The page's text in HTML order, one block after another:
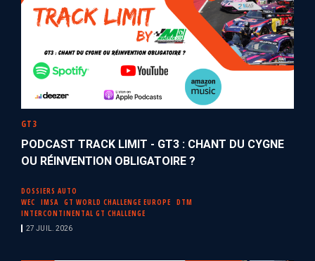
GT3
PODCAST TRACK LIMIT - GT3 : CHANT DU CYGNE
OU RÉINVENTION OBLIGATOIRE ?
DOSSIERS AUTO
WEC
IMSA GT WORLD CHALLENGE EUROPE
DTM
INTERCONTINENTAL GT CHALLENGE
27 JUIL. 2026